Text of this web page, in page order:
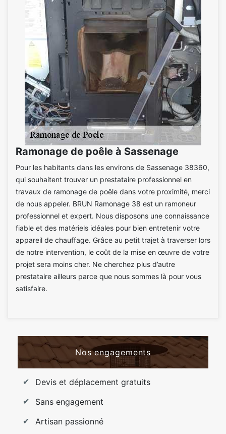
Ramonage de poêle à Sassenage
Pour les habitants dans les environs de Sassenage 38360,
qui souhaitent trouver un prestataire professionnel en
travaux de ramonage de poêle dans votre proximité, merci
de nous appeler. BRUN Ramonage 38 est un ramoneur
professionnel et expert. Nous disposons une connaissance
fiable et des matériels idéales pour bien entretenir votre
appareil de chauffage. Grâce au petit trajet à traverser lors
de notre intervention, le coût de la mise en œuvre de votre
projet sera moins cher. Ne cherchez plus d’autre
prestataire ailleurs parce que nous sommes là pour vous
satisfaire.
Nos engagements
Devis et déplacement gratuits
Sans engagement
Artisan passionné